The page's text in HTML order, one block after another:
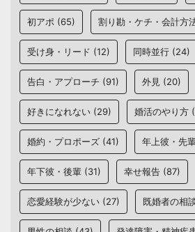
初アポ (65) 割り勘・ケチ・会計方
受け身・リード (12) 同時並行 (24)
告白・アプローチ (91) 外見 (20)
好きになれない (29) 婚活のやり方
婚約・プロポーズ (41) 年上彼・先
年下彼・後輩 (31) 幸せ報告 (87)
恋愛経験が少ない (27) 既婚者の相